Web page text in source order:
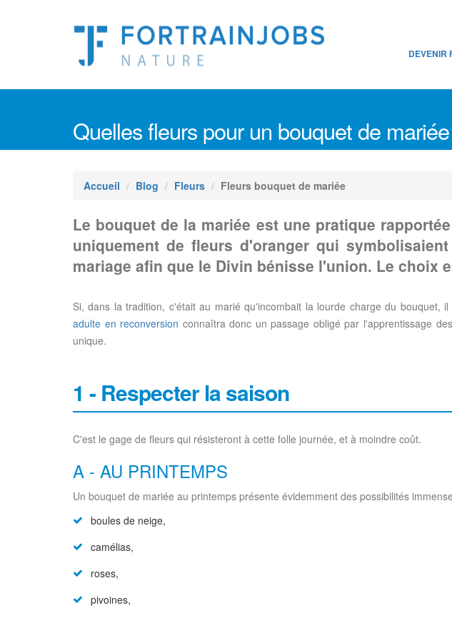
DEVENIR
Quelles fleurs pour un bouquet de
Accueil Blog Fleurs Fleurs bouquet de mariée
Le bouquet de la mariée est une pratique
uniquement de fleurs d'oranger qui
mariage afin que le Divin bénisse l'union. Le choix
Si, dans la tradition, c'était au marié qu'incombait la lourde charge du bouquet,
adulte en reconversion connaîtra donc un passage obligé par l'apprentissage
unique.
1 - Respecter la saison
C'est le gage de fleurs qui résisteront à cette folle journée, et à moindre coût.
A - AU PRINTEMPS
Un bouquet de mariée au printemps présente évidemment des possibilités
boules de neige,
camélias,
roses,
pivoines,